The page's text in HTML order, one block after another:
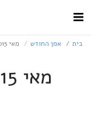
בית אמן החודש מאי 2015 - נאוה בביוף
מאי 2015 - נאוה בביוף